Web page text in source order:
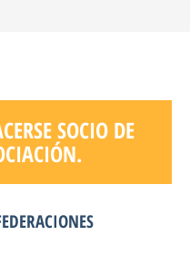
SOCIO DE